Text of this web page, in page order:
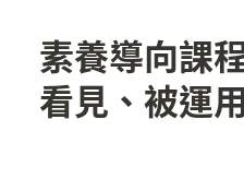
素養導向課
看見、被運用